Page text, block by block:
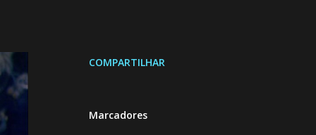
COMPARTILHAR
Marcadores